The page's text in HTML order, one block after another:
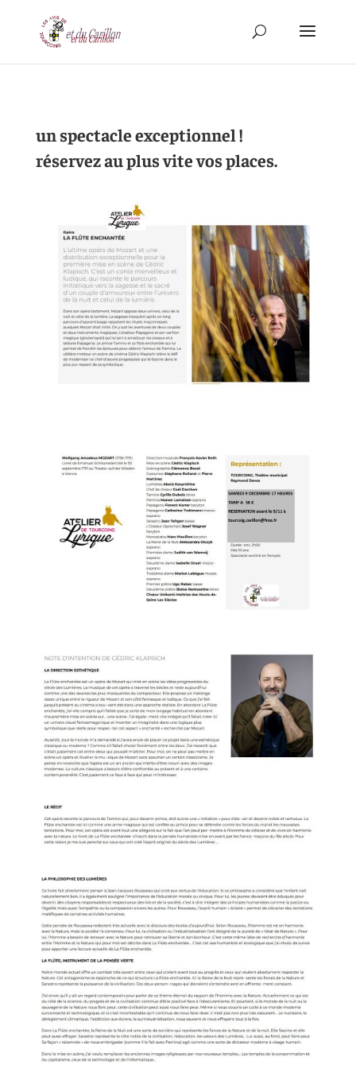
un spectacle exceptionnel !
réservez au plus vite vos places.